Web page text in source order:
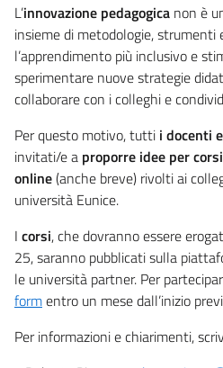
L’innovazione pedagogica non è
insieme di metodologie, strumenti
l’apprendimento più inclusivo e
sperimentare nuove strategie
collaborare con i colleghi e
Per questo motivo, tutti i docenti
invitati/e a proporre idee per
online(anche breve) rivolti ai
università Eunice.
I corsi, che dovranno essere
25, saranno pubblicati sulla
le università partner. Per
formentro un mese dall’inizio
Per informazioni e chiarimenti,